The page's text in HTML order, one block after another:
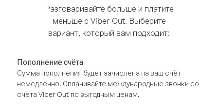
Разговаривайте больше и платите
меньше с Viber Out. Выберите
вариант, который вам подходит:
Пополнение счёта
Сумма пополнения будет зачислена на ваш счёт
немедленно. Оплачивайте международные звонки со
счёта Viber Out по выгодным ценам.